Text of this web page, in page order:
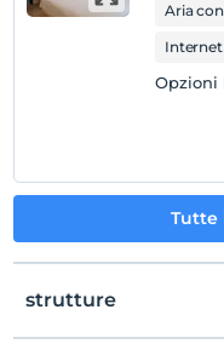
Aria
Internet
Opzioni
Tutte
strutture